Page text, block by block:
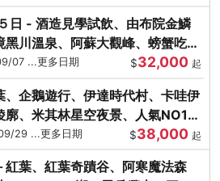
日 - 酒造見學試飲、由布院金鱗
川溫泉、阿蘇大觀峰、螃蟹吃到
07 ...更多日期 $32,000 起
、企鵝遊行、伊達時代村、卡哇伊
、米其林星空夜景、人氣NO1小
29 ...更多日期 $38,000 起
紅葉、紅葉奇蹟谷、阿寒魔法森